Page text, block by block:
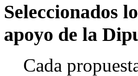
Seleccionados
apoyo de la
Cada